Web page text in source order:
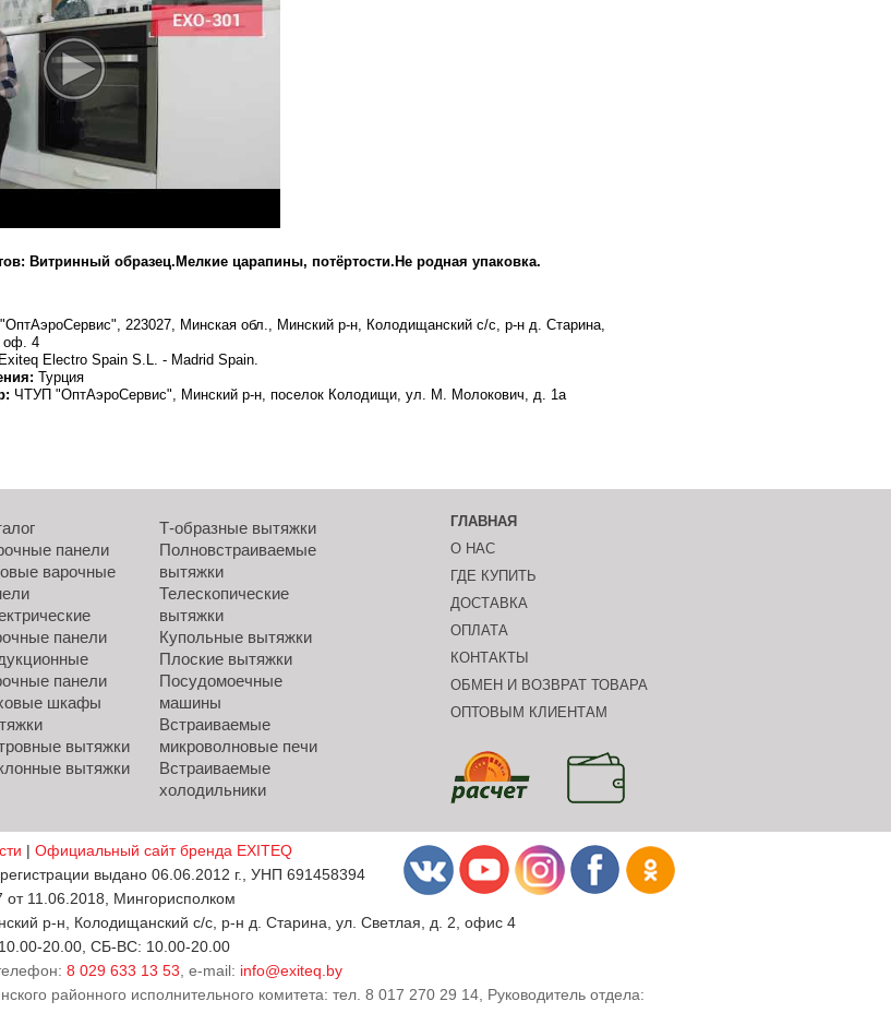
Витринный образец.Мелкие царапины, потёртости.Не родная упаковка.
223027, Минская обл., Минский р-н, Колодищанский с/с, р-н д. Старина,
оф. 4
Exiteq Electro Spain S.L. - Madrid Spain.
Турция
ЧТУП "ОптАэроСервис", Минский р-н, поселок Колодищи, ул. М. Молокович, д. 1а
панели
варочные
панели
панели
шкафы
вытяжки
вытяжки
Т-образные вытяжки
Полновстраиваемые
вытяжки
Телескопические
вытяжки
Купольные вытяжки
Плоские вытяжки
Посудомоечные
машины
Встраиваемые
микроволновые печи
Встраиваемые
холодильники
ГЛАВНАЯ
О НАС
ГДЕ КУПИТЬ
ДОСТАВКА
ОПЛАТА
КОНТАКТЫ
ОБМЕН И ВОЗВРАТ ТОВАРА
ОПТОВЫМ КЛИЕНТАМ
| Официальный сайт бренда EXITEQ
выдано 06.06.2012 г., УНП 691458394
11.06.2018, Мингорисполком
р-н, Колодищанский с/с, р-н д. Старина, ул. Светлая, д. 2, офис 4
20.00, СБ-ВС: 10.00-20.00
8 029 633 13 53 , e-mail: info@exiteq.by
районного исполнительного комитета: тел. 8 017 270 29 14, Руководитель отдела: